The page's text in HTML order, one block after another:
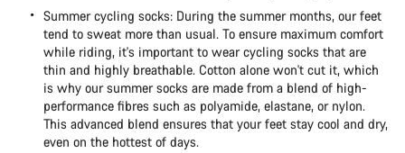
Summer cycling socks: During the summer months, our feet
tend to sweat more than usual. To ensure maximum comfort
while riding, it's important to wear cycling socks that are
thin and highly breathable. Cotton alone won't cut it, which
is why our summer socks are made from a blend of high-
performance fibres such as polyamide, elastane, or nylon.
This advanced blend ensures that your feet stay cool and dry,
even on the hottest of days.